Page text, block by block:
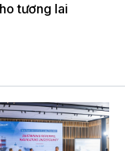
tương lai